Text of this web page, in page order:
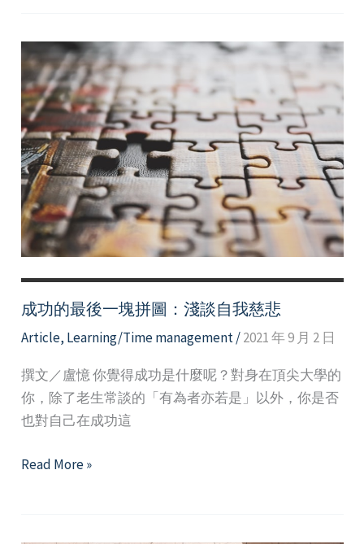
管
理，
成
為
時
間
管
理
大
師
成功的最後一塊拼圖：淺談自我慈悲
Article, Learning/Time management/2021 年 9 月 2 日
撰文／盧憶 你覺得成功是什麼呢？對身在頂尖大學的
你，除了老生常談的「有為者亦若是」以外，你是否
也對自己在成功這
成
Read More »